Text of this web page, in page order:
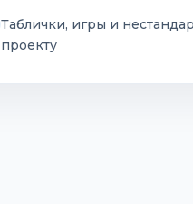
Таблички, игры и
проекту